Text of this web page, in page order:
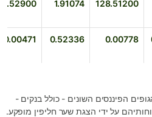
128.51200
1.91074
0.00778
0.52336
0.00471
הפיננסים השונים - כולל בנקים -
על ידי הצגת שער חליפין מופקע.